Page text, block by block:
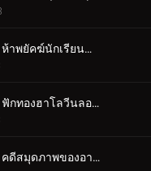
ตอนที่ 1095 ห้าพยัคฆ์นักเรียนตำรวจ Wild Police Story CASE.ดาเตะ วาตารุ
ตอนที่ 1096 ฟักทองฮาโลวีนลอยฟ้า
ตอนที่ 1097 คดีสมุดภาพของอายูมิ ภาค 2